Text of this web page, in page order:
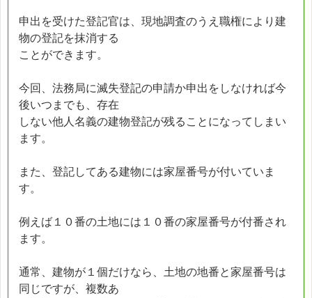
申出を受けた登記官は、現地調査のうえ職権により建
物の登記を抹消する
ことができます。
今回、法務局に滅失登記の申請か申出をしなければ今
後いつまでも、存在
しない他人名義の建物登記が残ることになってしまい
ます。
また、登記してある建物には家屋番号が付いていま
す。
例えば１０番の土地には１０番の家屋番号が付番され
ます。
通常、建物が１個だけなら、土地の地番と家屋番号は
同じですが、複数あ